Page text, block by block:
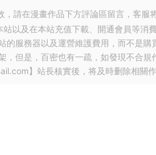
請在漫畫作品下方評論區留言，客服
以及在本站充值下載、開通會員等消
的服務器以及運營維護費用，而不是
，但是，百密也有一疏，如發現不合
】站長核實後，将及時删除相關